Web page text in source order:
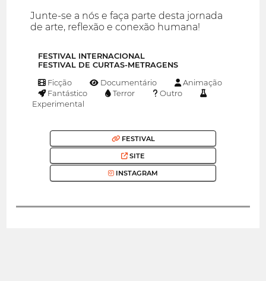
Junte-se a nós e faça parte desta jornada
de arte, reflexão e conexão humana!
FESTIVAL INTERNACIONAL
FESTIVAL DE CURTAS-METRAGENS
Ficção Documentário
Animação
Fantástico
Terror
Outro
Experimental
FESTIVAL
SITE
INSTAGRAM